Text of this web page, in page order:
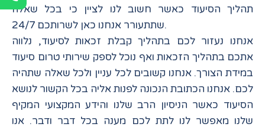
תהליך הסיעוד כאשר חשוב לנו לציין כי בכל שאלה
שתתעורר אנחנו כאן לשרותכם 24/7.
אנחנו נעזור לכם בתהליך קבלת זכאות לסיעוד, נלווה
אתכם בתהליך הזכאות ואף נוכל לספק שירותי טרום סיעוד
במידת הצורך. אנחנו קשובים לכל עניין ולכל שאלה שתהיה
לכם. אנחנו הכתובת הנכונה לפנות אליה בכל הקשור לנושא
הסיעוד כאשר הניסיון הרב שלנו והידע המקצועי המקיף
שלנו מאפשר לנו לתת לכם מענה בכל דבר ודבר. אנו